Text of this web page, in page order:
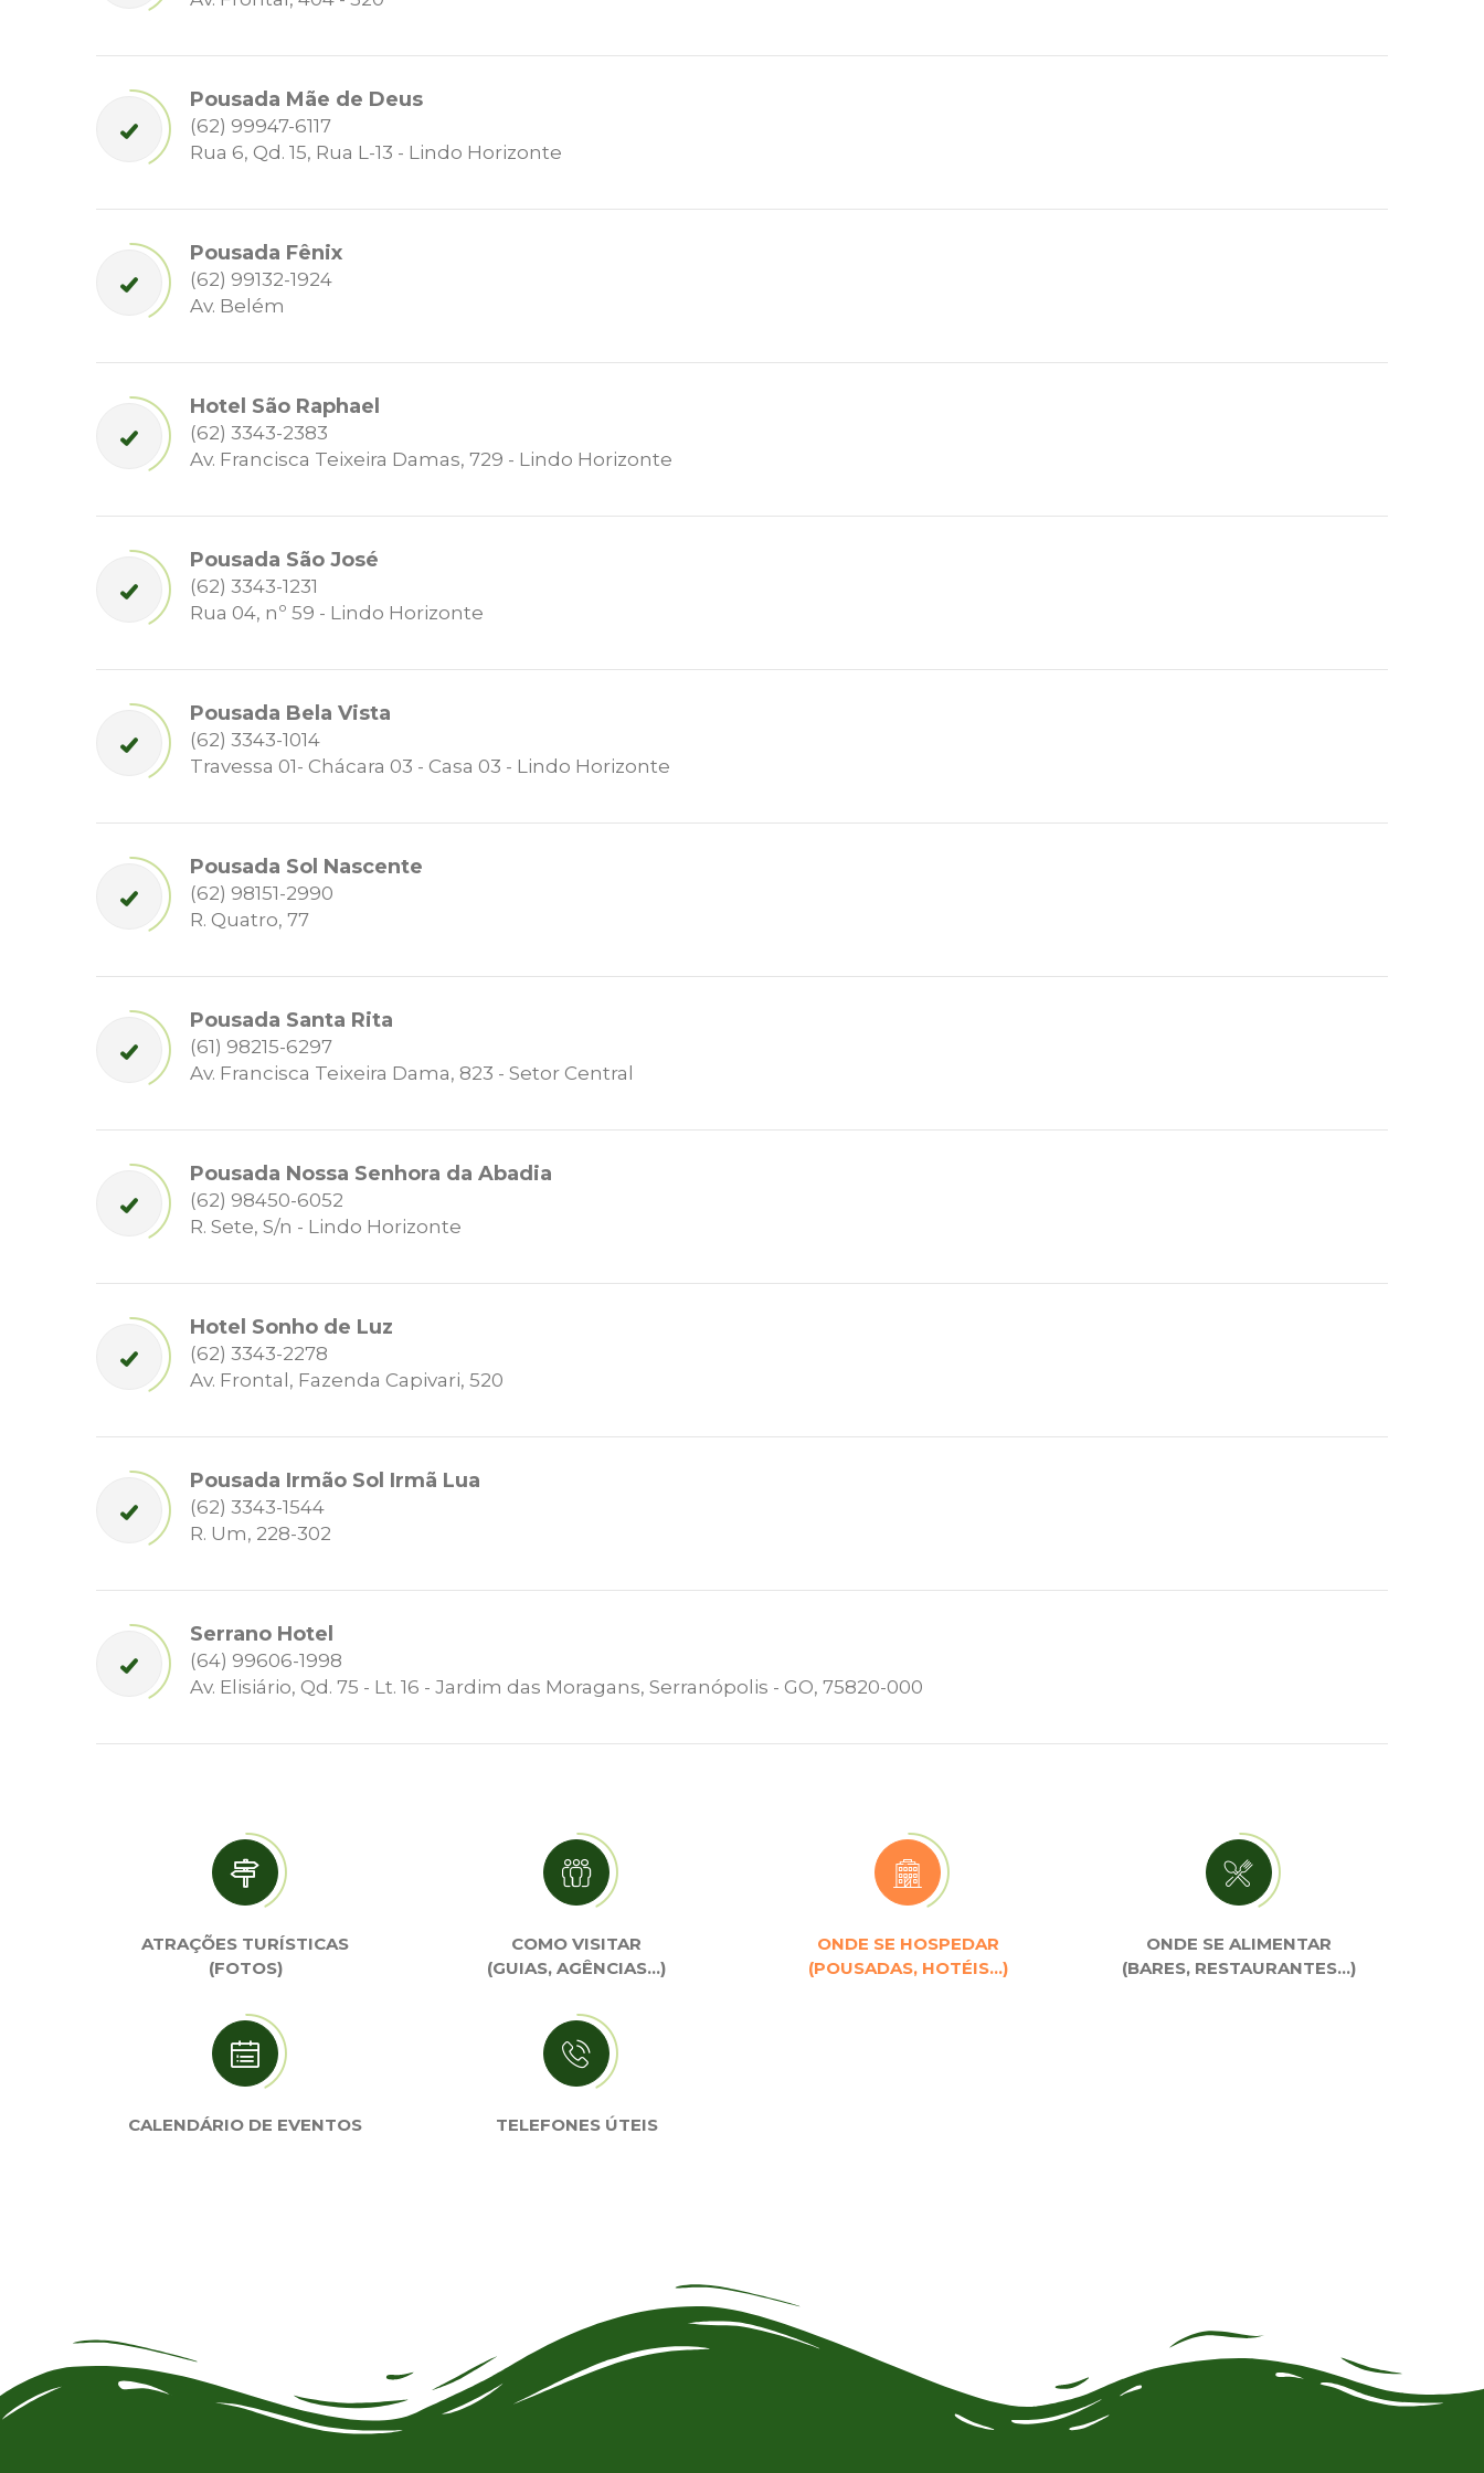
Pousada Mãe de Deus
(62) 99947-6117
Rua 6, Qd. 15, Rua L-13 - Lindo Horizonte
Pousada Fênix
(62) 99132-1924
Av. Belém
Hotel São Raphael
(62) 3343-2383
Av. Francisca Teixeira Damas, 729 - Lindo Horizonte
Pousada São José
(62) 3343-1231
Rua 04, nº 59 - Lindo Horizonte
Pousada Bela Vista
(62) 3343-1014
Travessa 01- Chácara 03 - Casa 03 - Lindo Horizonte
Pousada Sol Nascente
(62) 98151-2990
R. Quatro, 77
Pousada Santa Rita
(61) 98215-6297
Av. Francisca Teixeira Dama, 823 - Setor Central
Pousada Nossa Senhora da Abadia
(62) 98450-6052
R. Sete, S/n - Lindo Horizonte
Hotel Sonho de Luz
(62) 3343-2278
Av. Frontal, Fazenda Capivari, 520
Pousada Irmão Sol Irmã Lua
(62) 3343-1544
R. Um, 228-302
Serrano Hotel
(64) 99606-1998
Av. Elisiário, Qd. 75 - Lt. 16 - Jardim das Moragans, Serranópolis - GO, 75820-000
ATRAÇÕES TURÍSTICAS
(FOTOS)
COMO VISITAR
(GUIAS, AGÊNCIAS…)
ONDE SE HOSPEDAR
(POUSADAS, HOTÉIS…)
ONDE SE ALIMENTAR
(BARES, RESTAURANTES…)
CALENDÁRIO DE EVENTOS TELEFONES ÚTEIS